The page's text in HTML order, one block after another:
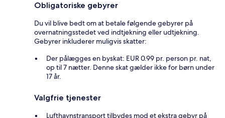
Obligatoriske gebyrer
Du vil blive bedt om at betale følgende gebyrer på
overnatningsstedet ved indtjekning eller udtjekning.
Gebyrer inkluderer muligvis skatter:
Der pålægges en byskat: EUR 0.99 pr. person pr. nat,
op til 7 nætter. Denne skat gælder ikke for børn under
17 år.
Valgfrie tjenester
Lufthavnstransport tilbydes mod et ekstra gebyr på